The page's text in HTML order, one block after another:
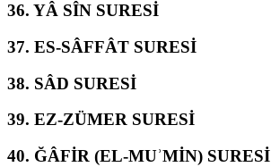
36. YÂ SÎN SURESİ
37. ES-SÂFFÂT SURESİ
38. SÂD SURESİ
39. EZ-ZÜMER SURESİ
40. ĞÂFİR (EL-MUʾMİN) SURESİ